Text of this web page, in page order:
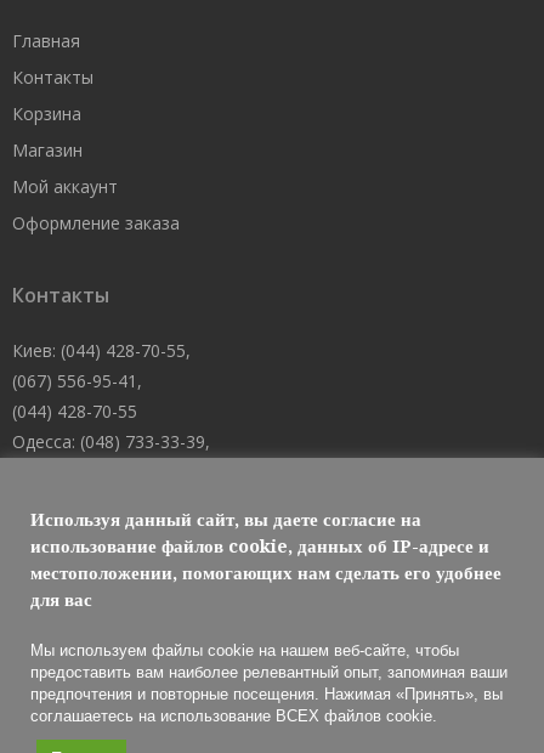
Главная
Контакты
Корзина
Магазин
Мой аккаунт
Оформление заказа
Контакты
Киев: (044) 428-70-55,
(067) 556-95-41,
(044) 428-70-55
Одесса: (048) 733-33-39,
Днепр: (067) 488-10-45
E-mail: welcome@101mk.com
Обслуживание огнетушителей 2021 © МАРКО ЛТД
Используя данный сайт, вы даете согласие на
использование файлов cookie, данных об IP-адресе и
местоположении, помогающих нам сделать его удобнее
для вас
Мы используем файлы cookie на нашем веб-сайте, чтобы
предоставить вам наиболее релевантный опыт, запоминая ваши
предпочтения и повторные посещения. Нажимая «Принять», вы
соглашаетесь на использование ВСЕХ файлов cookie.